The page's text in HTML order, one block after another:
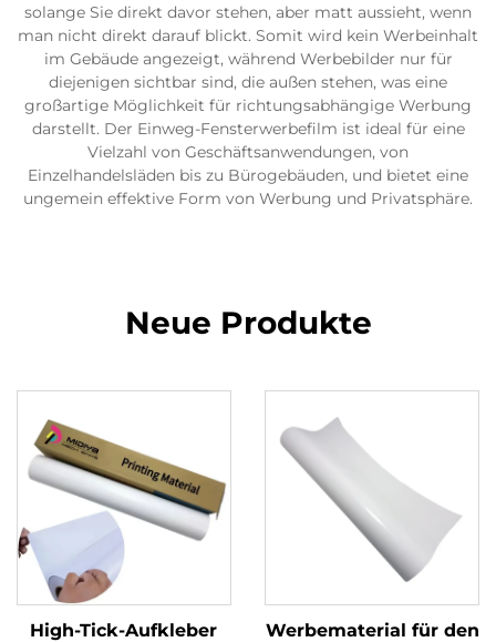
solange Sie direkt davor stehen, aber matt aussieht, wenn
man nicht direkt darauf blickt. Somit wird kein Werbeinhalt
im Gebäude angezeigt, während Werbebilder nur für
diejenigen sichtbar sind, die außen stehen, was eine
großartige Möglichkeit für richtungsabhängige Werbung
darstellt. Der Einweg-Fensterwerbefilm ist ideal für eine
Vielzahl von Geschäftsanwendungen, von
Einzelhandelsläden bis zu Bürogebäuden, und bietet eine
ungemein effektive Form von Werbung und Privatsphäre.
Neue Produkte
High-Tick-Aufkleber
Werbematerial für den